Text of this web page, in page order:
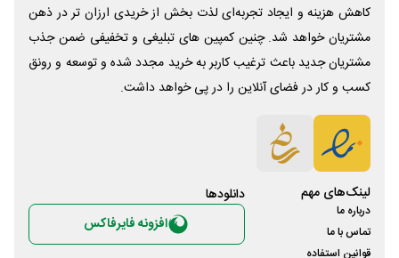
کاهش هزینه و ایجاد تجربه‌ای لذت بخش از خریدی ارزان تر در ذهن
مشتریان خواهد شد. چنین کمپین های تبلیغی و تخفیفی ضمن جذب
مشتریان جدید باعث ترغیب کاربر به خرید مجدد شده و توسعه و رونق
کسب و کار در فضای آنلاین را در پی خواهد داشت.
لینک‌های مهم
درباره ما
تماس با ما
قوانین استفاده
دانلود‌ها
افزونه فایرفاکس